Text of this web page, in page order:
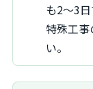
も2～3
特殊工
い。